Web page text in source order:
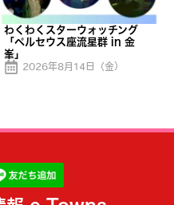
わくわくスターウォッチング
「ペルセウス座流星群 in 金
峯」
2026年8月14日（金）